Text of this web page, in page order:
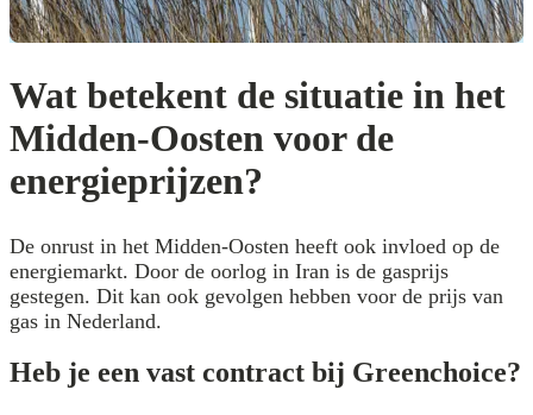
Wat betekent de situatie in het
Midden-Oosten voor de
energieprijzen?
De onrust in het Midden-Oosten heeft ook invloed op de
energiemarkt. Door de oorlog in Iran is de gasprijs
gestegen. Dit kan ook gevolgen hebben voor de prijs van
gas in Nederland.
Heb je een vast contract bij Greenchoice?